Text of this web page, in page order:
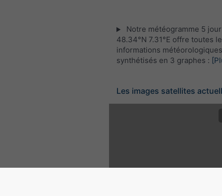
Notre météogramme 5
48.34°N 7.31°E offre toutes
informations météorologiques
synthétisés en 3 graphes :
Les images satellites